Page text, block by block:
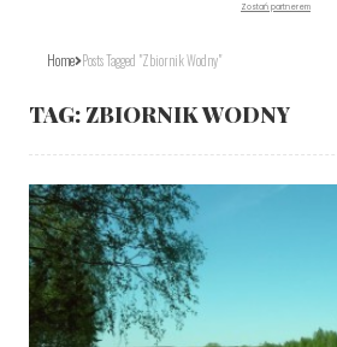
Zostań partnerem
Home Posts Tagged "zbiornik Wodny"
TAG: ZBIORNIK WODNY